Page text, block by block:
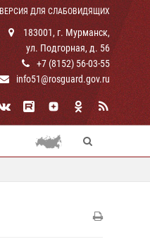
ВЕРСИЯ ДЛЯ СЛАБОВИДЯЩИХ
183001, г. Мурманск,
ул. Подгорная, д. 56
+7 (8152) 56-03-55
info51@rosguard.gov.ru